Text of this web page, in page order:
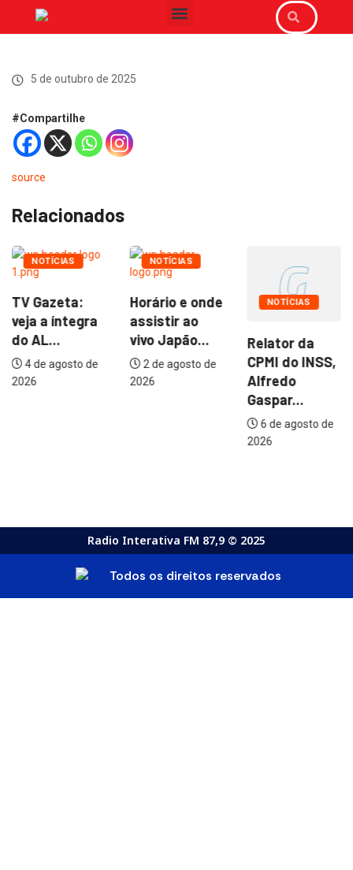
5 de outubro de 2025
#Compartilhe
source
Relacionados
NOTÍCIAS
TV Gazeta:
veja a íntegra
do AL...
4 de agosto de
2026
NOTÍCIAS
Horário e onde
assistir ao
vivo Japão...
2 de agosto de
2026
NOTÍCIAS
Relator da
CPMI do INSS,
Alfredo
Gaspar...
6 de agosto de
2026
Radio Interativa FM 87,9 © 2025
Todos os direitos reservados